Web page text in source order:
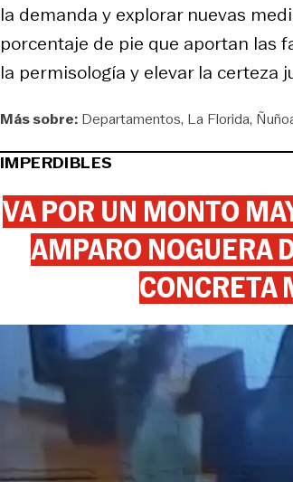
la demanda y explorar nuevas
porcentaje de pie que aportan las
la permisología y elevar la certeza
Más sobre: Departamentos La Florida
IMPERDIBLES
VA POR UN MONTO
AMPARO NOGUERA